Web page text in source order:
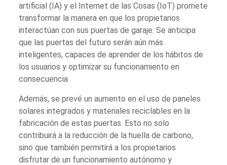
artificial (IA) y el Internet de las Cosas (IoT) promete
transformar la manera en que los propietarios
interactúan con sus puertas de garaje. Se anticipa
que las puertas del futuro serán aún más
inteligentes, capaces de aprender de los hábitos de
los usuarios y optimizar su funcionamiento en
consecuencia.
Además, se prevé un aumento en el uso de paneles
solares integrados y materiales reciclables en la
fabricación de estas puertas. Esto no solo
contribuirá a la reducción de la huella de carbono,
sino que también permitirá a los propietarios
disfrutar de un funcionamiento autónomo y